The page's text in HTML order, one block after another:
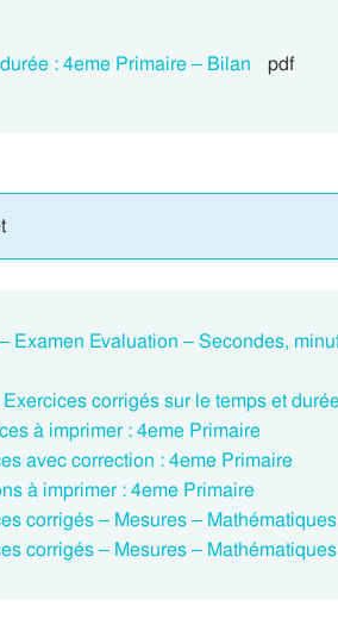
: 4eme Primaire – Bilan
pdf
Examen Evaluation – Secondes,
corrigés sur le temps et
à imprimer : 4eme Primaire
avec correction : 4eme Primaire
à imprimer : 4eme Primaire
corrigés – Mesures –
corrigés – Mesures –